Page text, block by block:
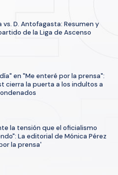
vs. D. Antofagasta: Resumen y
de la Liga de Ascenso
en "Me enteré por la prensa":
cierra la puerta a los indultos a
la tensión que el oficialismo
La editorial de Mónica Pérez
la prensa'